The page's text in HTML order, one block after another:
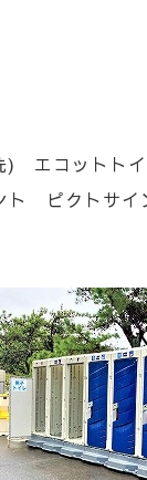
) エコットト
ピクトサイ